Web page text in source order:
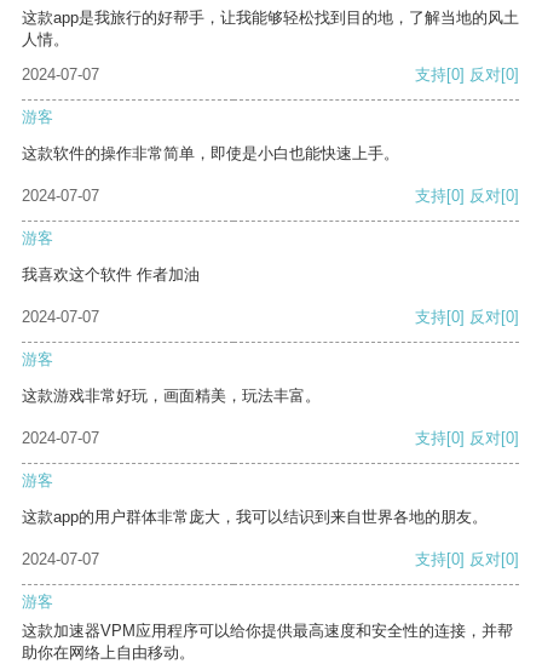
这款app是我旅行的好帮手，让我能够轻松找到目的地，了解当地的风土
人情。
2024-07-07
支持[0] 反对[0]
游客
这款软件的操作非常简单，即使是小白也能快速上手。
2024-07-07 支持[0] 反对[0]
游客
我喜欢这个软件 作者加油
2024-07-07 支持[0] 反对[0]
游客
这款游戏非常好玩，画面精美，玩法丰富。
2024-07-07 支持[0] 反对[0]
游客
这款app的用户群体非常庞大，我可以结识到来自世界各地的朋友。
2024-07-07 支持[0] 反对[0]
游客
这款加速器VPM应用程序可以给你提供最高速度和安全性的连接，并帮
助你在网络上自由移动。